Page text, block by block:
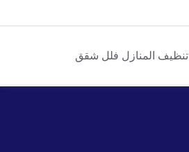
تنظيف المنازل فلل شقق